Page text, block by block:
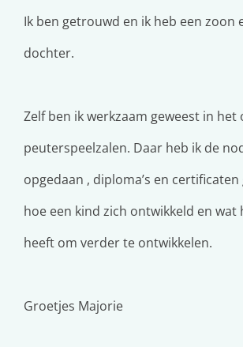
Ik ben getrouwd en ik heb een zoon
dochter.
Zelf ben ik werkzaam geweest in het
peuterspeelzalen. Daar heb ik de
opgedaan , diploma’s en certificaten
hoe een kind zich ontwikkeld en wat
heeft om verder te ontwikkelen.
Groetjes Majorie